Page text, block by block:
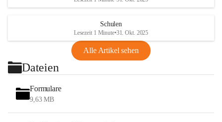
Schulen
Lesezeit 1 Minute•31. Okt. 2025
Alle Artikel sehen
Dateien
Formulare
9,63 MB